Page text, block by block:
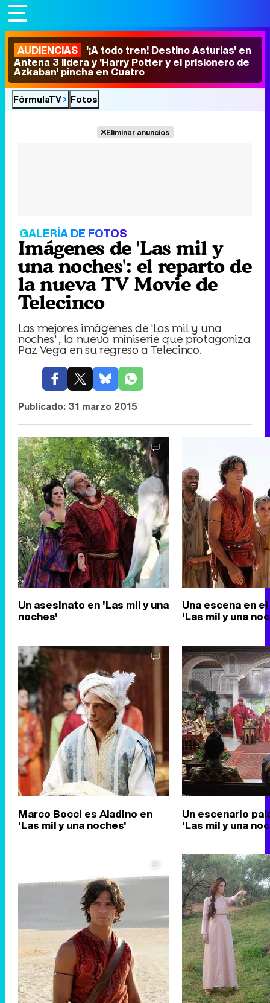
AUDIENCIAS '¡A todo tren! Destino Asturias' en
Antena 3 lidera y 'Harry Potter y el prisionero de
Azkaban' pincha en Cuatro
FórmulaTV Fotos
Eliminar anuncios
GALERÍA DE FOTOS
Imágenes de 'Las mil y
una noches': el reparto de
la nueva TV Movie de
Telecinco
Las mejores imágenes de 'Las mil y una
noches' , la nueva miniserie que protagoniza
Paz Vega en su regreso a Telecinco.
Publicado: 31 marzo 2015
Un asesinato en 'Las mil y una
noches'
Una escena en
'Las mil y una
Marco Bocci es Aladino en
'Las mil y una noches'
Un escenario
'Las mil y una